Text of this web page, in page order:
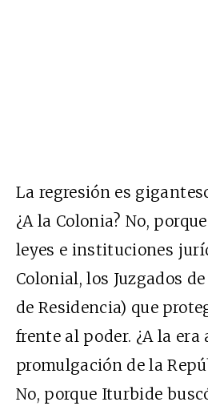
La regresión es
¿A la Colonia? No,
leyes e instituciones
Colonial, los Juzgados
de Residencia) que
frente al poder. ¿A la
promulgación de la
No, porque Iturbide